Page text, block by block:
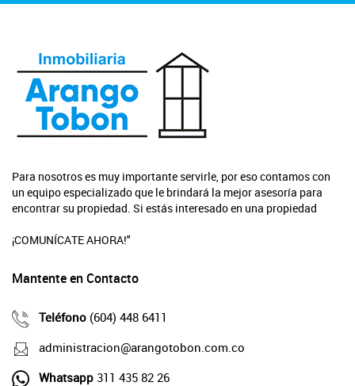
Para nosotros es muy importante servirle, por eso contamos con
un equipo especializado que le brindará la mejor asesoría para
encontrar su propiedad. Si estás interesado en una propiedad
¡COMUNÍCATE AHORA!"
Mantente en Contacto
Teléfono (604) 448 6411
administracion@arangotobon.com.co
Whatsapp 311 435 82 26